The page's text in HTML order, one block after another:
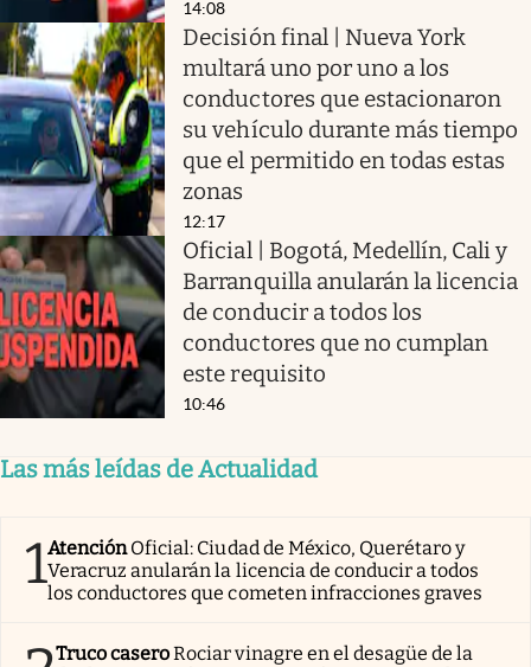
14:08
Decisión final | Nueva York
multará uno por uno a los
conductores que estacionaron
su vehículo durante más tiempo
que el permitido en todas estas
zonas
12:17
Oficial | Bogotá, Medellín, Cali y
Barranquilla anularán la licencia
de conducir a todos los
conductores que no cumplan
este requisito
10:46
Las más leídas de Actualidad
1AtenciónOficial: Ciudad de México, Querétaro y
Veracruz anularán la licencia de conducir a todos
los conductores que cometen infracciones graves
Truco caseroRociar vinagre en el desagüe de la